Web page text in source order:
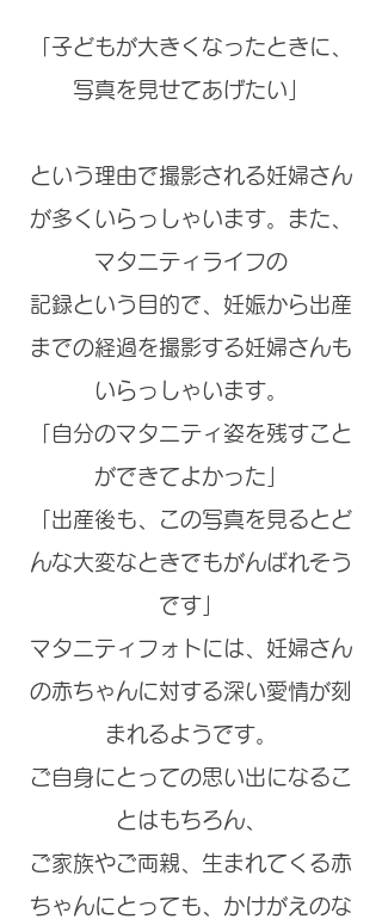
「子どもが大きくなったときに、
写真を見せてあげたい」
という理由で撮影される妊婦さん
が多くいらっしゃいます。また、
マタニティライフの
記録という目的で、妊娠から出産
までの経過を撮影する妊婦さんも
いらっしゃいます。
「自分のマタニティ姿を残すこと
ができてよかった」
「出産後も、この写真を見るとど
んな大変なときでもがんばれそう
です」
マタニティフォトには、妊婦さん
の赤ちゃんに対する深い愛情が刻
まれるようです。
ご自身にとっての思い出になるこ
とはもちろん、
ご家族やご両親、生まれてくる赤
ちゃんにとっても、かけがえのな